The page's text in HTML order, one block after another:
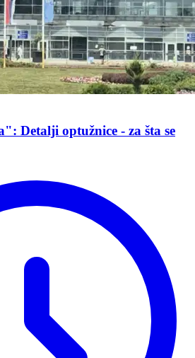
Detalji optužnice - za šta se